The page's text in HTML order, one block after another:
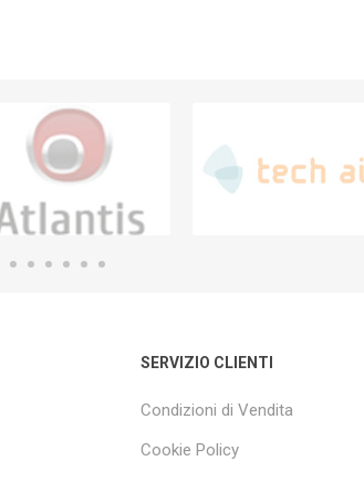
SERVIZIO CLIENTI
Condizioni di Vendita
Cookie Policy